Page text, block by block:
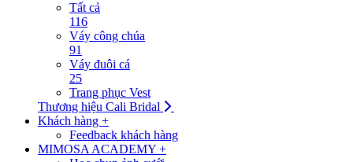
Tất cả
116
Váy công chúa
91
Váy đuôi cá
25
Trang phục Vest
Thương hiệu Cali Bridal
Khách hàng +
Feedback khách hàng
MIMOSA ACADEMY +